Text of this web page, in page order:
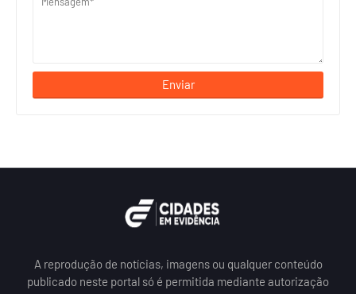
A reprodução de notícias, imagens ou qualquer conteúdo
publicado neste portal só é permitida mediante autorização